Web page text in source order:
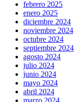
febrero 2025
enero 2025
diciembre 2024
noviembre 2024
octubre 2024
septiembre 2024
agosto 2024
julio 2024
junio 2024
mayo 2024
abril 2024
marzo 2024